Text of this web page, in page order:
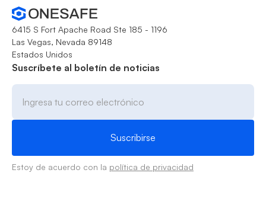
6415 S Fort Apache Road Ste 185 - 1196
Las Vegas, Nevada 89148
Estados Unidos
Suscríbete al boletín de noticias
Estoy de acuerdo con la política de privacidad